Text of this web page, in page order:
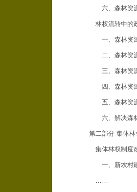
六、森林资源
林权流转中的
一、森林资
二、森林资
三、森林资
四、森林资源
五、森林资源
六、解决森林
第二部分 集体
集体林权制度
一、新农村建
……